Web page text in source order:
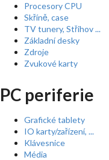
Procesory CPU
Skříně, case
TV tunery, Střihov ...
Základní desky
Zdroje
Zvukové karty
PC periferie
Grafické tablety
IO karty/zařízení, ...
Klávesnice
Média